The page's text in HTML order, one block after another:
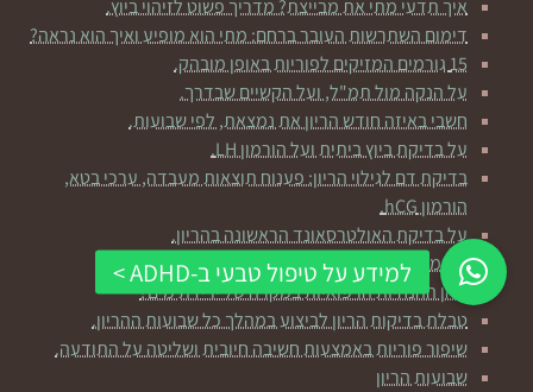
איך תדעי מתי את מבייצת? מדריך פשוט לזיהוי ביוץ.
דימום השתרשות העובר ברחם: מתי הוא מופיע ואיך הוא נראה?
15 גורמים המזיקים לפוריות באופן מובהק.
על הנקה מול תמ"ל, ועל הקשיים שבדרך.
חשבי באיזה חודש הריון את נמצאת, לפי שבועות.
על בדיקת ביוץ ביתית ועל הורמון LH.
בדיקת דם לגילוי הריון: פענוח תוצאות מעבדה, ערכי בטא,
הורמון hCG.
על בדיקת האולטרסאונד הראשונה בהריון.
רשימת סימנים מקדימים ללידה.
מהן ההנחיות הרפואיות במקרה של ירידת מים?
טבלת בדיקות הריון לביצוע במהלך כל שבועות ההריון.
שיפור פוריות באמצעות חשיבה חיובית ושליטה על התודעה.
שבועות הריון